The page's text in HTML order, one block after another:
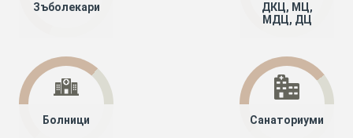
Зъболекари
ДКЦ, МЦ,
МДЦ, ДЦ
Болници Санаториуми